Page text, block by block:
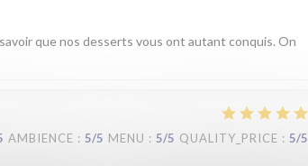
que nos desserts vous ont autant conquis. On
AMBIENCE : 5/5 MENU : 5/5 QUALITY_PRICE : 5/5